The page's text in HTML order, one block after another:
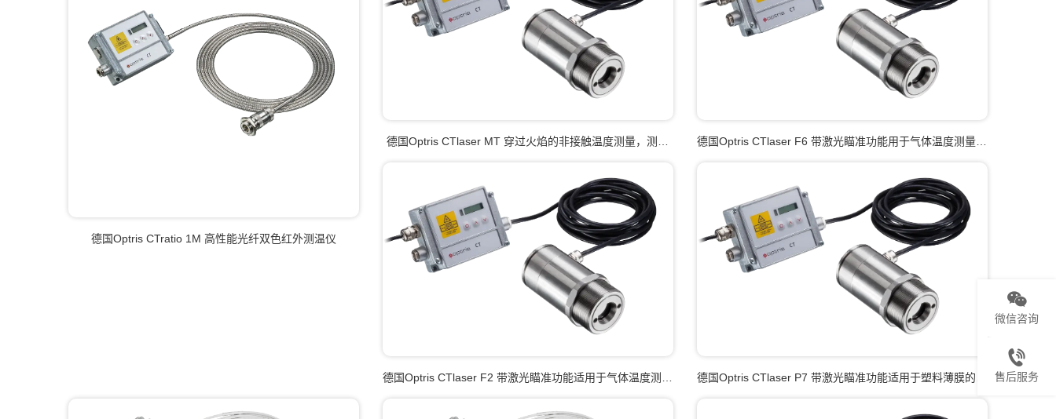
德国Optris CTratio 1M 高性能光纤双色红外测温仪
德国Optris CTlaser MT 穿过火焰的非接触温度测量，测温
德国Optris CTlaser F6 带激光瞄准功能用于气体温度测量的
德国Optris CTlaser F2 带激光瞄准功能适用于气体温度测量
德国Optris CTlaser P7 带激光瞄准功能适用于塑料薄膜的高
微信咨询
售后服务